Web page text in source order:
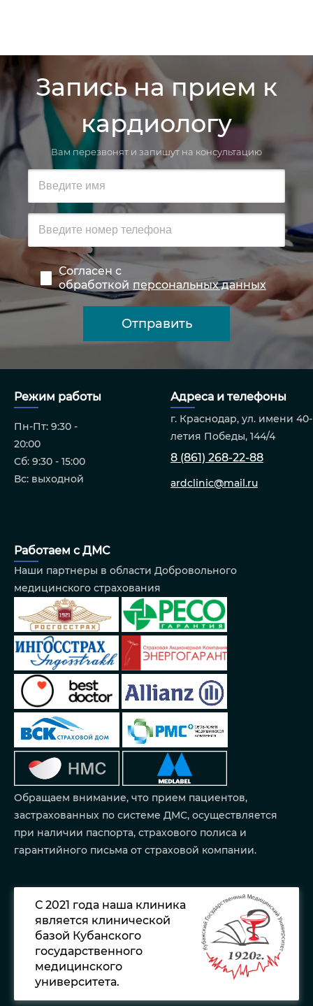
Запись на прием к
кардиологу
Вам перезвонят и запишут на консультацию
Согласен с
обработкой персональных данных
Режим работы
Пн-Пт: 9:30 -
20:00
Сб: 9:30 - 15:00
Вс: выходной
Адреса и телефоны
г. Краснодар, ул. имени 40-
летия Победы, 144/4
8 (861) 268-22-88
ardclinic@mail.ru
Работаем с ДМС
Наши партнеры в области Добровольного
медицинского страхования
Обращаем внимание, что прием пациентов,
застрахованных по системе ДМС, осуществляется
при наличии паспорта, страхового полиса и
гарантийного письма от страховой компании.
С 2021 года наша клиника
является клинической
базой Кубанского
государственного
медицинского
университета.